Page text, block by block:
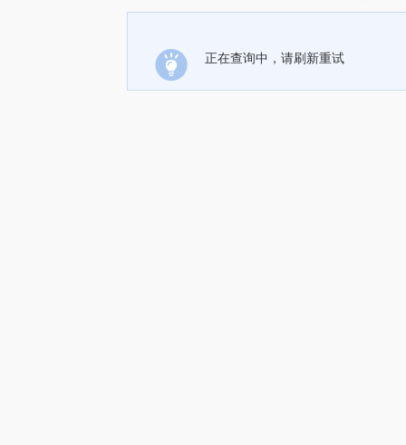
正在查询中，请刷新重试